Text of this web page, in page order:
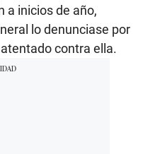
a inicios de año,
lo denunciase por
contra ella.